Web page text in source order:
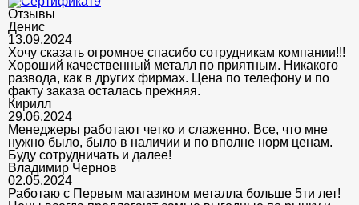
Отзывы
Денис
13.09.2024
Хочу сказать огромное спасибо сотрудникам компании!!!
Хороший качественный металл по приятным. Никакого
развода, как в других фирмах. Цена по телефону и по
факту заказа осталась прежняя.
Кирилл
29.06.2024
Менеджеры работают четко и слаженно. Все, что мне
нужно было, было в наличии и по вполне норм ценам.
Буду сотрудничать и далее!
Владимир Чернов
02.05.2024
Работаю с Первым магазином металла больше 5ти лет!